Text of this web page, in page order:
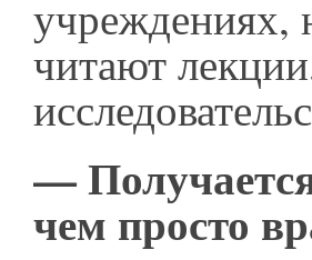
учреждениях,
читают
—
чем просто